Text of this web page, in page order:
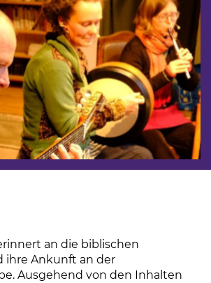
an die biblischen
ihre Ankunft an der
Ausgehend von den Inhalten